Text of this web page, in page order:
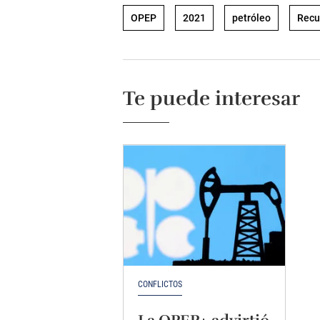
OPEP 2021 petróleo
Te puede interesar
CONFLICTOS